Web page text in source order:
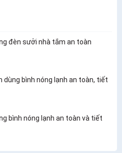
đèn sưởi nhà tắm an toàn
dùng bình nóng lạnh an toàn, tiết
bình nóng lạnh an toàn và tiết